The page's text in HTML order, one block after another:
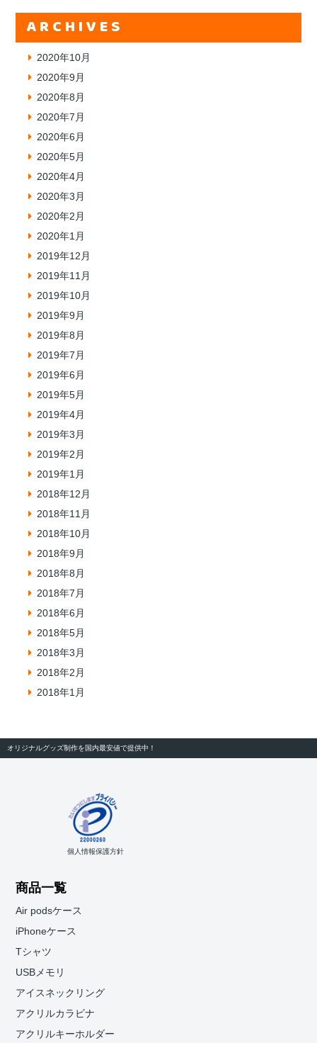
ARCHIVES
2020年10月
2020年9月
2020年8月
2020年7月
2020年6月
2020年5月
2020年4月
2020年3月
2020年2月
2020年1月
2019年12月
2019年11月
2019年10月
2019年9月
2019年8月
2019年7月
2019年6月
2019年5月
2019年4月
2019年3月
2019年2月
2019年1月
2018年12月
2018年11月
2018年10月
2018年9月
2018年8月
2018年7月
2018年6月
2018年5月
2018年3月
2018年2月
2018年1月
オリジナルグッズ制作を国内最安値で提供中！
個人情報保護方針
商品一覧
Air podsケース
iPhoneケース
Tシャツ
USBメモリ
アイスネックリング
アクリルカラビナ
アクリルキーホルダー